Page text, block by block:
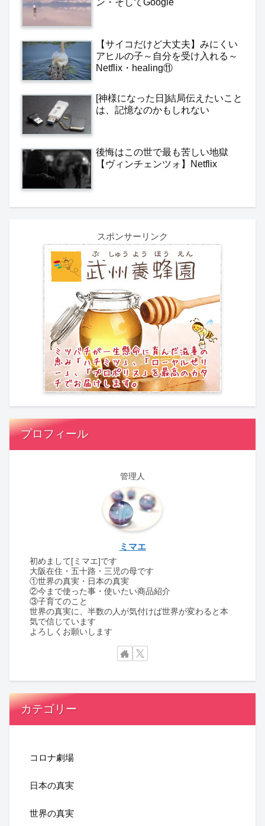
【サイコだけど大丈夫】みにくい
アヒルの子～自分を受け入れる～
Netflix・healing⑪
[神様になった日]結局伝えたいこと
は、記憶なのかもしれない
後悔はこの世で最も苦しい地獄
【ヴィンチェンツォ】Netflix
スポンサーリンク
プロフィール
管理人
ミマエ
初めまして[ミマエ]です
大阪在住・五十路・三児の母です
①世界の真実・日本の真実
②今まで使った事・使いたい商品紹介
③子育てのこと
世界の真実に、半数の人が気付けば世界が変わると本
気で信じています
よろしくお願いします
カテゴリー
コロナ劇場
日本の真実
世界の真実